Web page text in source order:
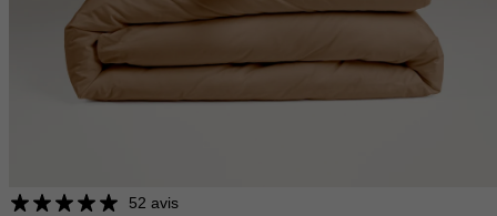
52 avis